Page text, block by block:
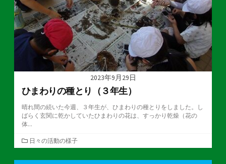
2023年9月29日
ひまわりの種とり（３年生）
晴れ間の続いた今週、３年生が、ひまわりの種とりをしました。し
ばらく玄関に乾かしていたひまわりの花は、すっかり乾燥（花の
体...
カ
テ
ゴ
日々の活動の様子